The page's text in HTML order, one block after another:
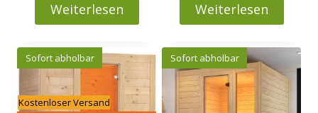
Weiterlesen Weiterlesen
Sofort abholbar
Kostenloser Versand
Sofort abholbar